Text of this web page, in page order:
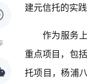
建元信托的实践
作为服务
重点项目，包
托项目，杨浦